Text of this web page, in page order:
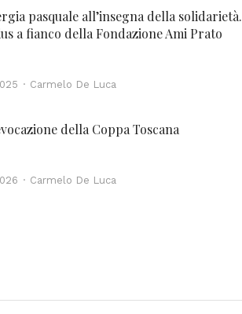
pasquale all’insegna della solidarietà.
a fianco della Fondazione Ami Prato
Author
Carmelo De Luca
della Coppa Toscana
Author
Carmelo De Luca